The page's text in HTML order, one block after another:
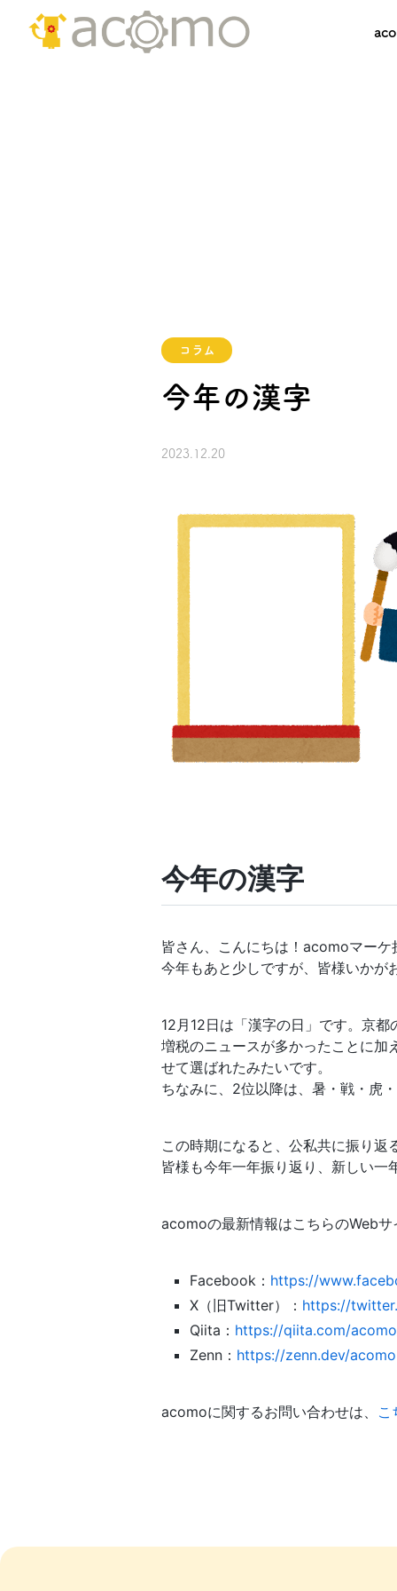
コラム
今年の漢字
2023.12.20
今年の漢字
皆さん、こんにちは！acomoマーケ
今年もあと少しですが、皆様いかが
12月12日は「漢字の日」です。京
増税のニュースが多かったことに加
せて選ばれたみたいです。
ちなみに、2位以降は、暑・戦・虎
この時期になると、公私共に振り
皆様も今年一年振り返り、新しい一
acomoの最新情報はこちらのWeb
Facebook： https://
X（旧Twitter）： https://
Qiita： https://qiita.com/
Zenn： https://zenn.dev/acomo
acomoに関するお問い合わせは、 こ